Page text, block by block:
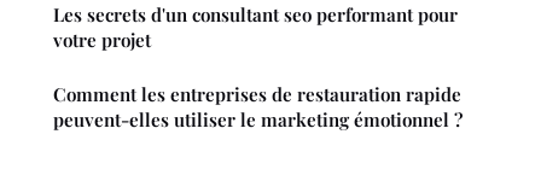
Les secrets d'un consultant seo performant pour
votre projet
Comment les entreprises de restauration rapide
peuvent-elles utiliser le marketing émotionnel ?